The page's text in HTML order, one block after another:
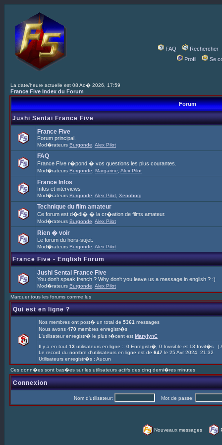
FAQ
Rechercher
Profil
Se
La date/heure actuelle est 08 Ao� 2026, 17:59
France Five Index du Forum
Forum
Jushi Sentai France Five
France Five
Forum principal.
Mod�rateurs Burgonde Alex Pilot
FAQ
France Five r�pond � vos questions les plus courantes.
Mod�rateurs Burgonde Margarine Alex Pilot
France Infos
Infos et interviews
Mod�rateurs Burgonde Alex Pilot Xenoborg
Technique du film amateur
Ce forum est d�di� � la cr�ation de films amateur.
Mod�rateurs Burgonde Alex Pilot
Rien � voir
Le forum du hors-sujet.
Mod�rateurs Burgonde Alex Pilot
France Five - English Forum
Jushi Sentai France Five
You don't speak french ? Why don't you leave us a message in english ? :)
Mod�rateurs Burgonde Alex Pilot
Marquer tous les forums comme lus
Qui est en ligne ?
Nos membres ont post� un total de 5361 messages
Nous avons 470 membres enregistr�s
L'utilisateur enregistr� le plus r�cent est MarylynC
Il y a en tout 13 utilisateurs en ligne :: 0 Enregistr�, 0 Invisible et 13 Invit�s [
Le record du nombre d'utilisateurs en ligne est de 647 le 25 Avr 2024, 21:32
Utilisateurs enregistr�s : Aucun
Ces donn�es sont bas�es sur les utilisateurs actifs des cinq derni�res minutes
Connexion
Nom d'utilisateur: Mot de passe:
Nouveaux messages